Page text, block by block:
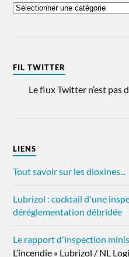
FIL TWITTER
Le flux Twitter n’est pas
LIENS
Tout savoir sur les dioxines...
Lubrizol : cocktail d'une
déréglementation débridée
Le rapport d'inspection
L’incendie « Lubrizol / NL